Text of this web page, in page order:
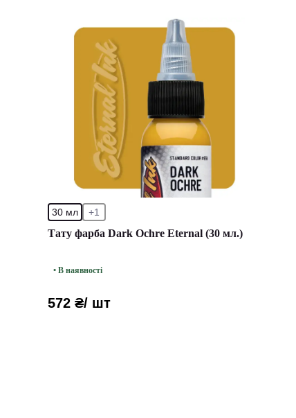
30 мл +1
Тату фарба Dark Ochre Eternal (30 мл.)
• В наявності
572 ₴/ шт